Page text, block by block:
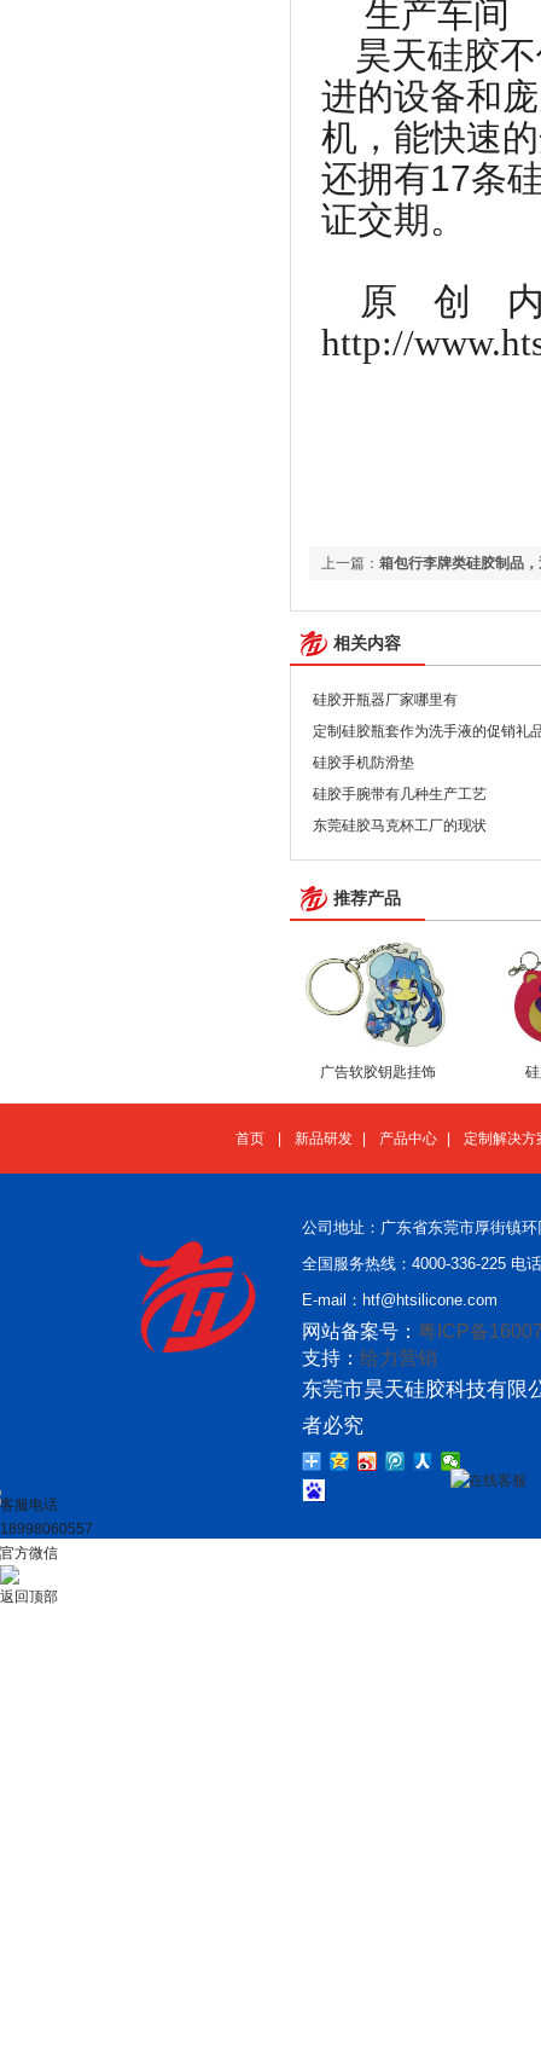
昊天硅胶
进的设备和
机，能快速
还拥有17条
证交期。
原创
http://
上一篇： 箱包行李牌类硅胶制品
相关内容
硅胶开瓶器厂家哪里有
定制硅胶瓶套作为洗手液的促销礼
硅胶手机防滑垫
硅胶手腕带有几种生产工艺
东莞硅胶马克杯工厂的现状
推荐产品
广告软胶钥匙挂饰
首页 新品研发 产品中心 定制解决方
公司地址：广东省东莞市厚街镇
全国服务热线：4000-336-225 电
E-mail：htf@htsilicone.com
网站备案号： 粤ICP备
支持： 给力营销
东莞市昊天硅胶科技有限
者必究
在线客服
客服电话
18998060557
官方微信
返回顶部